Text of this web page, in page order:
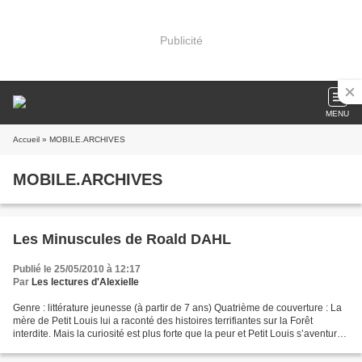
Publicité
MENU
Accueil » MOBILE.ARCHIVES
MOBILE.ARCHIVES
Les Minuscules de Roald DAHL
Publié le 25/05/2010 à 12:17
Par Les lectures d'Alexielle
Genre : littérature jeunesse (à partir de 7 ans) Quatrième de couverture : La
mère de Petit Louis lui a raconté des histoires terrifiantes sur la Forêt
interdite. Mais la curiosité est plus forte que la peur et Petit Louis s’aventure